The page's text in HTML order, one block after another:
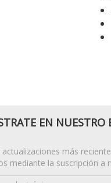
EN NUESTRO
actualizaciones más
mediante la suscripción a